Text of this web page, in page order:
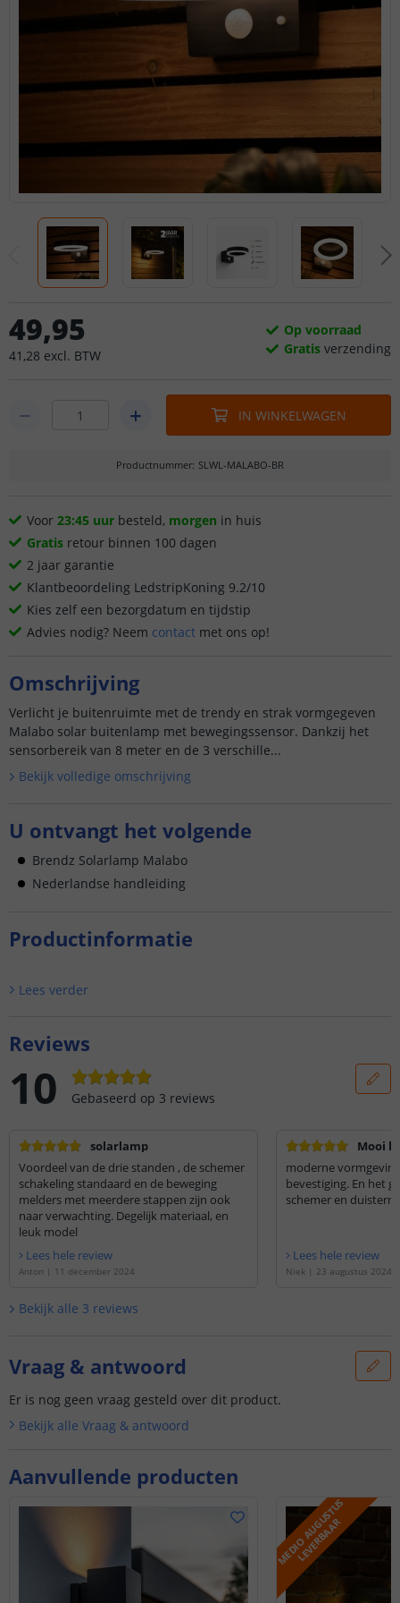
49,95
41 ,28 excl. BTW
Op voorraad
Gratis verzending
IN WINKELWAGEN
Productnummer: SLWL-MALABO-BR
Voor 23:45 uur besteld, morgen in huis
Gratis retour binnen 100 dagen
2 jaar garantie
Klantbeoordeling LedstripKoning 9.2/10
Kies zelf een bezorgdatum en tijdstip
Advies nodig? Neem contact met ons op!
Omschrijving
Verlicht je buitenruimte met de trendy en strak vormgegeven
Malabo solar buitenlamp met bewegingssensor. Dankzij het
sensorbereik van 8 meter en de 3 verschille...
Bekijk volledige omschrijving
U ontvangt het volgende
Brendz Solarlamp Malabo
Nederlandse handleiding
Productinformatie
Lees verder
Aanvullende producten
M
E
D
I
O
A
U
G
U
S
T
U
S
L
E
V
E
R
B
A
A
R
Reviews
10 Gebaseerd op 3 reviews
solarlamp
Voordeel van de drie standen , de schemer
schakeling standaard en de beweging
melders met meerdere stappen zijn ook
naar verwachting. Degelijk materiaal, en
leuk model
Lees hele review
Anton | 11 december 2024
Mooi
moderne vormgeving, eenvoudige
bevestiging. En het
schemer en
Lees hele review
Niek| 23 augustus 2024
Bekijk alle 3 reviews
Vraag & antwoord
Er is nog geen vraag gesteld over dit product.
Bekijk alle Vraag & antwoord